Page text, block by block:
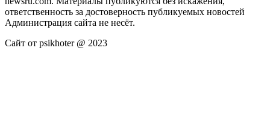
ответственность за достоверность публикуемых новостей
Администрация сайта не несёт.
Сайт от psikhoter @ 2023